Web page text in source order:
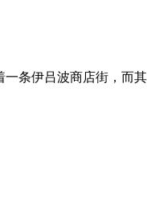
条伊吕波商店街，而